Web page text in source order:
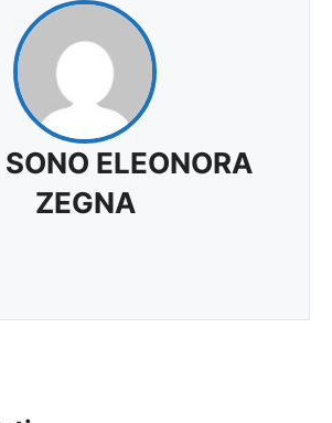
ELEONORA
ZEGNA